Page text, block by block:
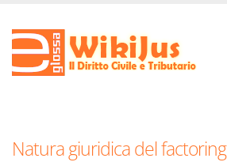
Natura giuridica del factoring